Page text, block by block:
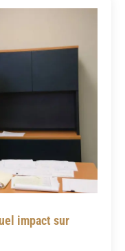
impact sur